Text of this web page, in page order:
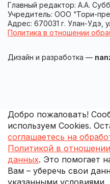
Главный редактор: А.А.
Учредитель: ООО “Тори-
Адрес: 670031 г. Улан-Удэ,
Политика в отношении
Дизайн и разработка —
Добро пожаловать!
используем Cookies.
соглашаетесь на
Политикой в
данных. Это помогает
Вам – уберечь свои